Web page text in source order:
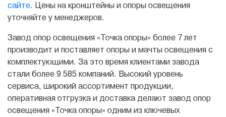
сайте. Цены на кронштейны и опоры освещения
уточняйте у менеджеров.
Завод опор освещения «Точка опоры» более 7 лет
производит и поставляет опоры и мачты освещения с
комплектующими. За это время клиентами завода
стали более 9 585 компаний. Высокий уровень
сервиса, широкий ассортимент продукции,
оперативная отгрузка и доставка делают завод опор
освещения «Точка опоры» одним из ключевых